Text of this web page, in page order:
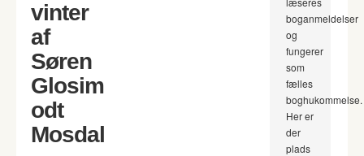
vinter
af
Søren
Glosim
odt
Mosdal
boganmeldelser
og
fungerer
som
fælles
boghukommelse.
Her er
der
plads